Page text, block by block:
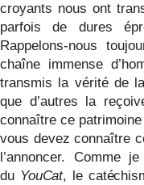
croyants nous ont
parfois de dures
Rappelons-nous
chaîne immense
transmis la vérité de
que d’autres la
connaître ce
vous devez connaître
l’annoncer. Comme
du YouCat, le